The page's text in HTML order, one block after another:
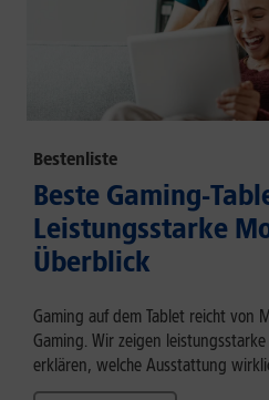
Bestenliste
Beste Gaming-
Leistungsstarke
Überblick
Gaming auf dem Tablet reicht von
Gaming. Wir zeigen
erklären, welche Ausstattung